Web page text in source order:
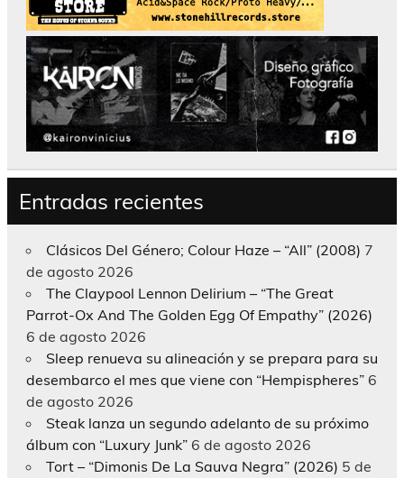
Entradas recientes
Clásicos Del Género; Colour Haze – “All” (2008) 7
de agosto 2026
The Claypool Lennon Delirium – “The Great
Parrot-Ox And The Golden Egg Of Empathy” (2026)
6 de agosto 2026
Sleep renueva su alineación y se prepara para su
desembarco el mes que viene con “Hempispheres” 6
de agosto 2026
Steak lanza un segundo adelanto de su próximo
álbum con “Luxury Junk” 6 de agosto 2026
Tort – “Dimonis De La Sauva Negra” (2026) 5 de